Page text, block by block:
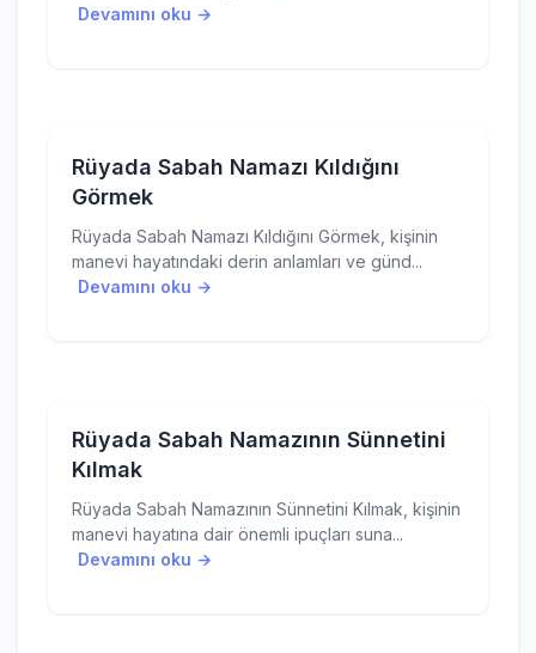
Devamını oku →
Rüyada Sabah Namazı Kıldığını
Görmek
Rüyada Sabah Namazı Kıldığını Görmek, kişinin
manevi hayatındaki derin anlamları ve günd...
Devamını oku →
Rüyada Sabah Namazının Sünnetini
Kılmak
Rüyada Sabah Namazının Sünnetini Kılmak, kişinin
manevi hayatına dair önemli ipuçları suna...
Devamını oku →